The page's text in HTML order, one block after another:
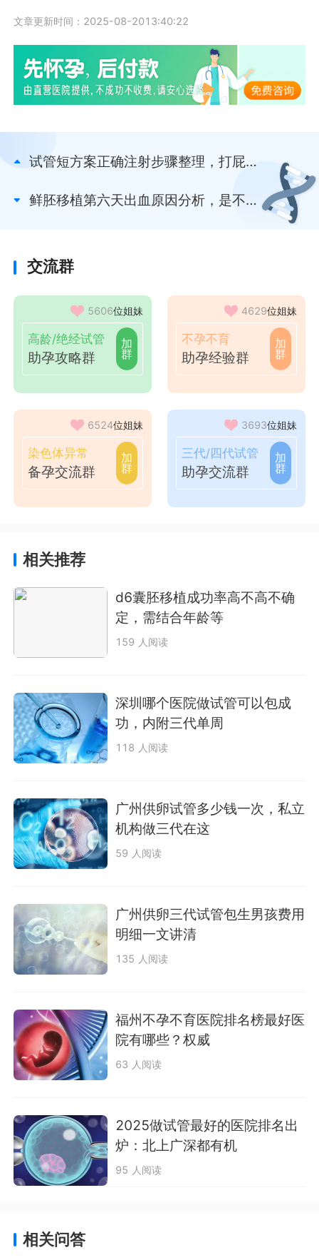
文章更新时间：2025-08-2013:40:22
试管短方案正确注射步骤整理，打屁股
鲜胚移植第六天出血原因分析，是不是
交流群
5606位姐妹
高龄/绝经试管
助孕攻略群
加
群
4629位姐妹
不孕不育
助孕经验群
加
群
6524位姐妹
染色体异常
备孕交流群
加
群
3693位姐妹
三代/四代试管
助孕交流群
加
群
相关推荐
d6囊胚移植成功率高不高不确
定，需结合年龄等
159 人阅读
深圳哪个医院做试管可以包成
功，内附三代单周
118 人阅读
广州供卵试管多少钱一次，私立
机构做三代在这
59 人阅读
广州供卵三代试管包生男孩费用
明细一文讲清
135 人阅读
福州不孕不育医院排名榜最好医
院有哪些？权威
63 人阅读
2025做试管最好的医院排名出
炉：北上广深都有机
95 人阅读
相关问答